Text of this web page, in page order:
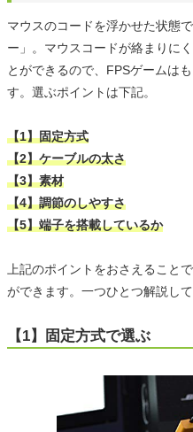
マウスのコードを浮かせた状態
ー」。マウスコードが絡まりに
とができるので、FPSゲームは
す。選ぶポイントは下記。
【1】固定方式
【2】ケーブルの太さ
【3】素材
【4】調節のしやすさ
【5】端子を搭載しているか
上記のポイントをおさえること
ができます。一つひとつ解説して
【1】固定方式で選ぶ